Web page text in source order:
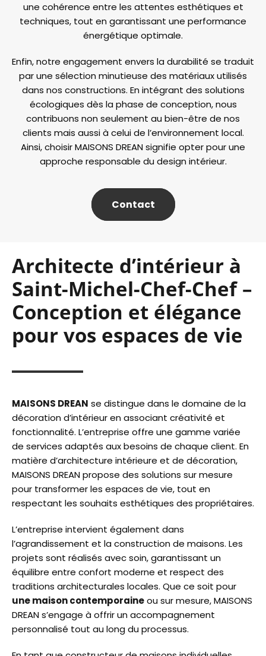
une cohérence entre les attentes esthétiques et
techniques, tout en garantissant une performance
énergétique optimale.
Enfin, notre engagement envers la durabilité se traduit
par une sélection minutieuse des matériaux utilisés
dans nos constructions. En intégrant des solutions
écologiques dès la phase de conception, nous
contribuons non seulement au bien-être de nos
clients mais aussi à celui de l’environnement local.
Ainsi, choisir MAISONS DREAN signifie opter pour une
approche responsable du design intérieur.
Contact
Architecte d’intérieur à
Saint-Michel-Chef-Chef –
Conception et élégance
pour vos espaces de vie
MAISONS DREAN se distingue dans le domaine de la
décoration d’intérieur en associant créativité et
fonctionnalité. L’entreprise offre une gamme variée
de services adaptés aux besoins de chaque client. En
matière d’architecture intérieure et de décoration,
MAISONS DREAN propose des solutions sur mesure
pour transformer les espaces de vie, tout en
respectant les souhaits esthétiques des propriétaires.
L’entreprise intervient également dans
l’agrandissement et la construction de maisons. Les
projets sont réalisés avec soin, garantissant un
équilibre entre confort moderne et respect des
traditions architecturales locales. Que ce soit pour
une maison contemporaineou sur mesure, MAISONS
DREAN s’engage à offrir un accompagnement
personnalisé tout au long du processus.